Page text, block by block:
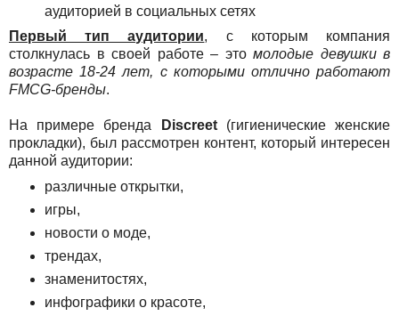
аудиторией в социальных сетях
Первый тип аудитории, с которым компания
столкнулась в своей работе – это молодые девушки в
возрасте 18-24 лет, с которыми отлично работают
FMCG-бренды.
На примере бренда Discreet(гигиенические женские
прокладки), был рассмотрен контент, который интересен
данной аудитории:
различные открытки,
игры,
новости о моде,
трендах,
знаменитостях,
инфографики о красоте,